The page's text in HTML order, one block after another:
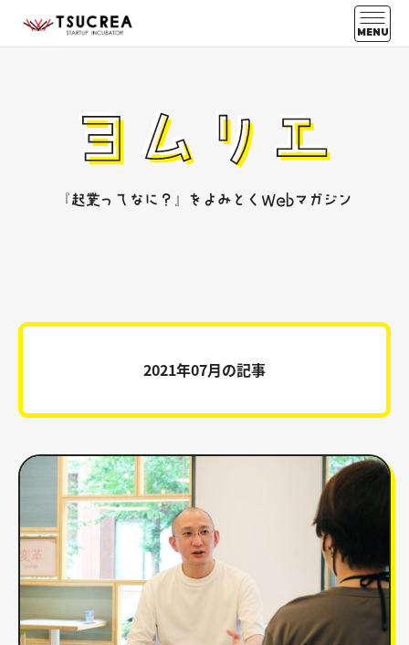
MENU
『起業ってなに？』をよみとくWebマガジン
2021年07月の記事